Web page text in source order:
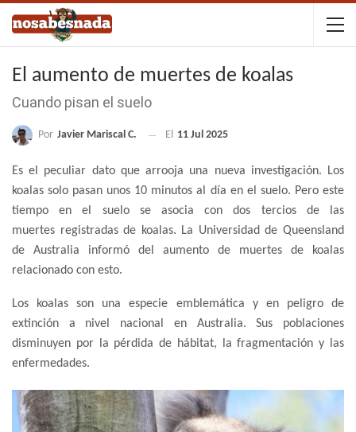
El aumento de muertes de koalas
Cuando pisan el suelo
Por Javier Mariscal C. El 11 Jul 2025
Es el peculiar dato que arrooja una nueva investigación. Los
koalas solo pasan unos 10 minutos al día en el suelo. Pero este
tiempo en el suelo se asocia con dos tercios de las
muertes registradas de koalas. La Universidad de Queensland
de Australia informó del aumento de muertes de koalas
relacionado con esto.
Los koalas son una especie emblemática y en peligro de
extinción a nivel nacional en Australia. Sus poblaciones
disminuyen por la pérdida de hábitat, la fragmentación y las
enfermedades.